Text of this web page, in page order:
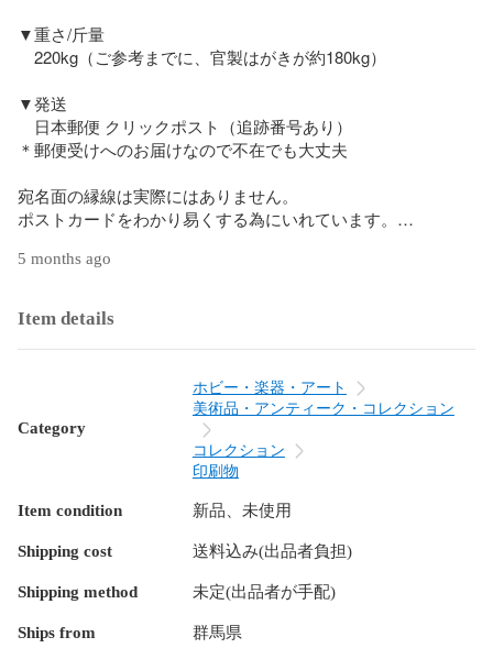
▼重さ/斤量
220kg（ご参考までに、官製はがきが約180kg）
▼発送
日本郵便 クリックポスト（追跡番号あり）
＊郵便受けへのお届けなので不在でも大丈夫
宛名面の縁線は実際にはありません。
ポストカードをわかり易くする為にいれています。
匿名配送ご希望の方はネコポスをご用意しておりますので、
5 months ago
Item details
Category
ホビー・楽器・アート
美術品・アンティーク・コレクション
コレクション
印刷物
Item condition 新品、未使用
Shipping cost 送料込み(出品者負担)
Shipping method 未定(出品者が手配)
Ships from 群馬県